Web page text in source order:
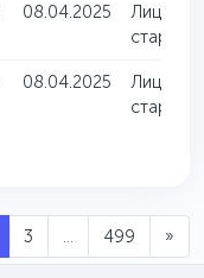
08.04.2025
08.04.2025
3 ... 499 »